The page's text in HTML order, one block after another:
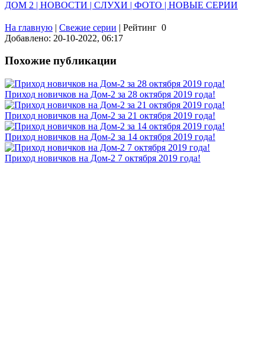
ДОМ 2 | НОВОСТИ | СЛУХИ | ФОТО | НОВЫЕ СЕРИИ
На главную | Свежие серии | Рейтинг 0
Добавлено: 20-10-2022, 06:17
Похожие публикации
Приход новичков на Дом-2 за 28 октября 2019 года!
Приход новичков на Дом-2 за 21 октября 2019 года!
Приход новичков на Дом-2 за 14 октября 2019 года!
Приход новичков на Дом-2 7 октября 2019 года!